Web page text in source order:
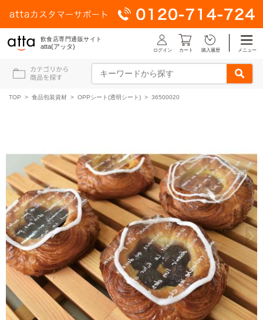
飲食店専門通販サイト
atta(アッタ) ログイン カート 購入履歴 メニュー
TOP > 食品包装資材 > OPPシート(透明シート) > 36500020